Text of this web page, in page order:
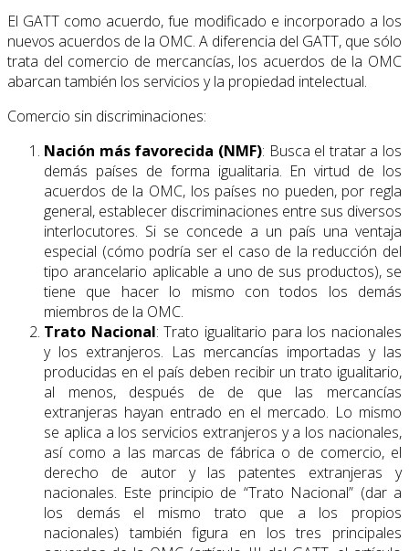
El GATT como acuerdo, fue modificado e incorporado a los
nuevos acuerdos de la OMC. A diferencia del GATT, que sólo
trata del comercio de mercancías, los acuerdos de la OMC
abarcan también los servicios y la propiedad intelectual.
Comercio sin discriminaciones:
Nación más favorecida (NMF): Busca el tratar a los
demás países de forma igualitaria. En virtud de los
acuerdos de la OMC, los países no pueden, por regla
general, esta­blecer discriminaciones entre sus diversos
interlocutores. Si se concede a un país una ventaja
especial (cómo podría ser el caso de la reducción del
tipo arancelario aplicable a uno de sus productos), se
tiene que hacer lo mismo con todos los demás
miembros de la OMC.
Trato Nacional: Trato igualitario para los nacionales
y los extranjeros. Las mercancías importadas y las
producidas en el país deben recibir un trato igualitario,
al menos, después de de que las mercancías
extranjeras hayan entrado en el mercado. Lo mis­mo
se aplica a los servicios extranjeros y a los nacionales,
así como a las marcas de fábrica o de comercio, el
derecho de autor y las patentes extranjeras y
nacionales. Este principio de “Trato Nacional” (dar a
los demás el mismo trato que a los propios
nacionales) también figura en los tres principales